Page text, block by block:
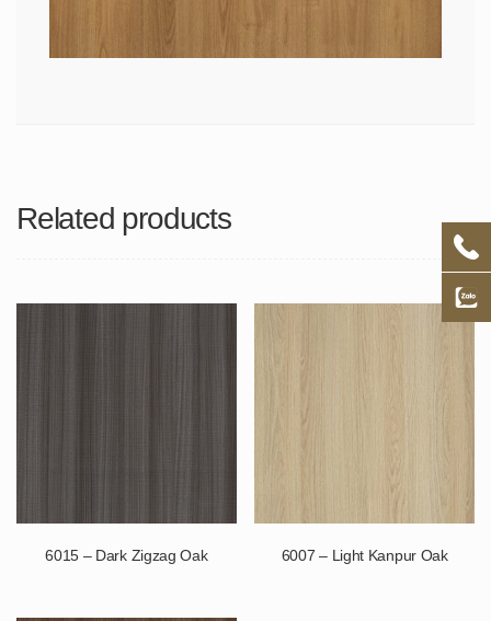
Related products
6015 – Dark Zigzag Oak 6007 – Light Kanpur Oak